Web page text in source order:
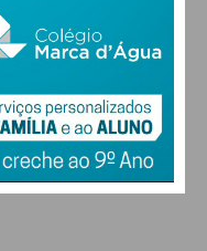
EM PAÇOS DE